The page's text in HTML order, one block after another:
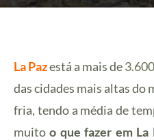
La Pazestá a mais de
das cidades mais altas do
fria, tendo a média de
muitoo que fazer em La